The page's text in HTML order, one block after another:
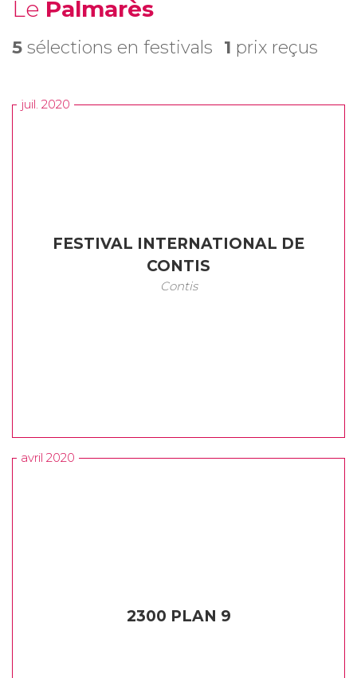
Le Palmarès
5 sélections en festivals 1 prix reçus
juil. 2020
FESTIVAL INTERNATIONAL DE
CONTIS
Contis
avril 2020
2300 PLAN 9